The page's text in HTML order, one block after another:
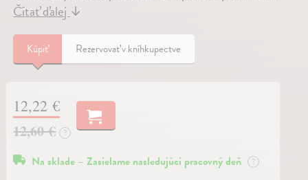
Čítať ďalej ↓
Kúpiť Rezervovať v kníhkupectve
12,22 €
12,60 €
?
Na sklade – Zasielame nasledujúci pracovný deň ?